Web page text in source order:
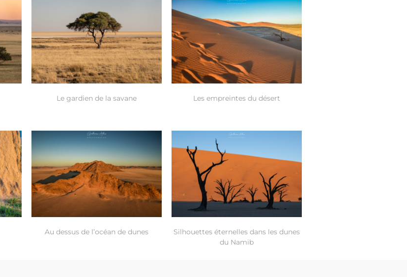
Le gardien de la savane Les empreintes du désert
Au dessus de l’océan de dunes
Silhouettes éternelles dans les dunes
du Namib